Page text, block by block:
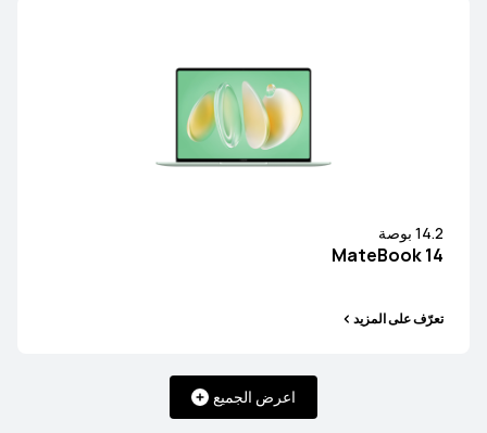
14.2 بوصة
MateBook 14
تعرّف على المزيد
اعرض الجميع